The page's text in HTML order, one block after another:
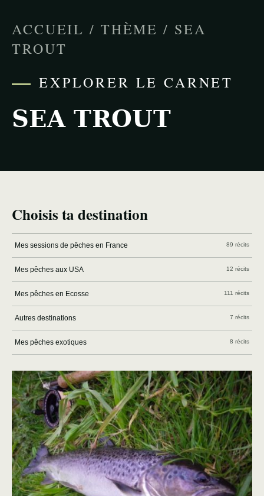
ACCUEIL / THÈME / SEA
TROUT
EXPLORER LE CARNET
SEA TROUT
Choisis ta destination
Mes sessions de pêches en France 89 récits
Mes pêches aux USA 12 récits
Mes pêches en Ecosse 111 récits
Autres destinations 7 récits
Mes pêches exotiques 8 récits